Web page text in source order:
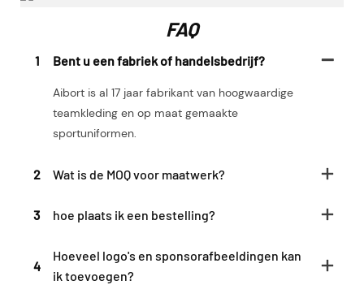
FAQ
1 Bent u een fabriek of handelsbedrijf?
Aibort is al 17 jaar fabrikant van hoogwaardige
teamkleding en op maat gemaakte
sportuniformen.
2 Wat is de MOQ voor maatwerk?
3 hoe plaats ik een bestelling?
4
Hoeveel logo's en sponsorafbeeldingen kan
ik toevoegen?